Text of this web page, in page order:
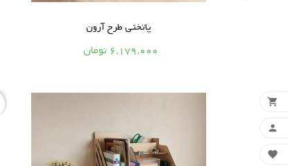
پاتختی طرح آرون


6,179,000 تومان


